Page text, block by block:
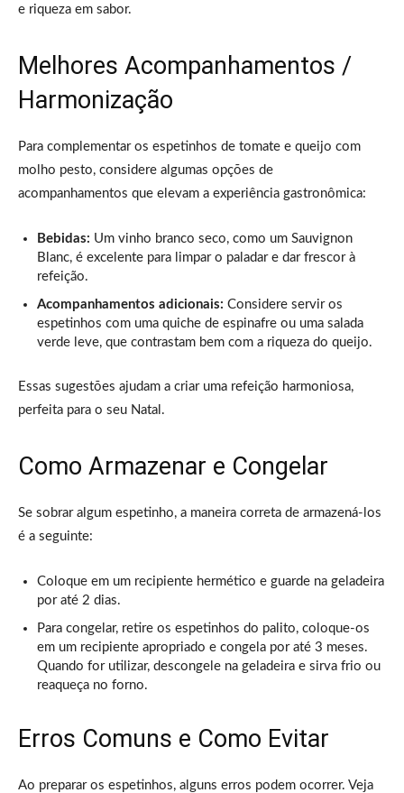
e riqueza em sabor.
Melhores Acompanhamentos /
Harmonização
Para complementar os espetinhos de tomate e queijo com
molho pesto, considere algumas opções de
acompanhamentos que elevam a experiência gastronômica:
Bebidas: Um vinho branco seco, como um Sauvignon
Blanc, é excelente para limpar o paladar e dar frescor à
refeição.
Acompanhamentos adicionais: Considere servir os
espetinhos com uma quiche de espinafre ou uma salada
verde leve, que contrastam bem com a riqueza do queijo.
Essas sugestões ajudam a criar uma refeição harmoniosa,
perfeita para o seu Natal.
Como Armazenar e Congelar
Se sobrar algum espetinho, a maneira correta de armazená-los
é a seguinte:
Coloque em um recipiente hermético e guarde na geladeira
por até 2 dias.
Para congelar, retire os espetinhos do palito, coloque-os
em um recipiente apropriado e congela por até 3 meses.
Quando for utilizar, descongele na geladeira e sirva frio ou
reaqueça no forno.
Erros Comuns e Como Evitar
Ao preparar os espetinhos, alguns erros podem ocorrer. Veja